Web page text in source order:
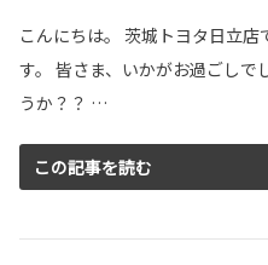
こんにちは。 茨城トヨタ日立店
す。 皆さま、いかがお過ごしで
うか？？ …
この記事を読む